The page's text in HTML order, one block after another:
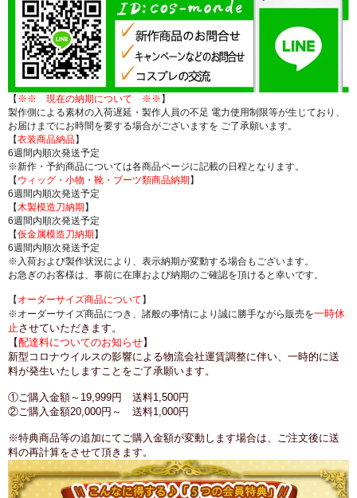
【※※ 現在の納期について ※※】
製作側による素材の入荷遅延・製作人員の不足 電力使用制限等が生じており、
お届けまでにお時間を要する場合がございますを ご了承願います。
【衣装商品納品】
6週間内順次発送予定
※新作・予約商品については各商品ページに記載の日程となります。
【ウィッグ・小物・靴・ブーツ類商品納期】
6週間内順次発送予定
【木製模造刀納期】
6週間内順次発送予定
【仮金属模造刀納期】
6週間内順次発送予定
※入荷および製作状況により、表示納期が変動する場合もございます。
お急ぎのお客様は、事前に在庫および納期のご確認を頂けると幸いです。
【オーダーサイズ商品について】
※オーダーサイズ商品につき、諸般の事情により誠に勝手ながら販売を一時休
止させていただきます。
【配達料についてのお知らせ】
新型コロナウイルスの影響による物流会社運賃調整に伴い、一時的に送
料が発生いたしますことをご了承願います。
①ご購入金額～19,999円 送料1,500円
②ご購入金額20,000円～ 送料1,000円
※特典商品等の追加にてご購入金額が変動します場合は、ご注文後に送
料の再計算をさせて頂きます。